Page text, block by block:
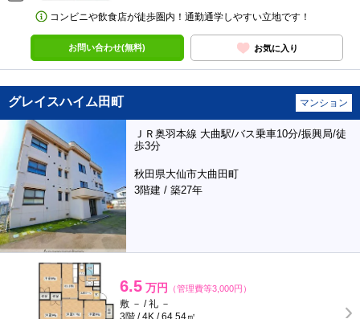
コンビニや飲食店が徒歩圏内！通勤通学しやすい立地です！
お問い合わせ(無料) お気に入り
グレイスハイム田町 マンション
ＪＲ奥羽本線 大曲駅/バス乗車10分/振興局/徒
歩3分
秋田県大仙市大曲田町
3階建 / 築27年
6.5 万円 （管理費等3,000円）
敷 － / 礼 －
3階 / 4K / 64.54㎡